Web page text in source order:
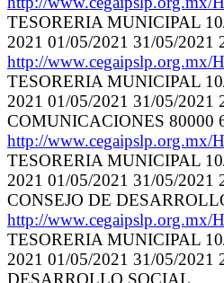
TESORERIA MUNICIPAL
2021 01/05/2021 31/05/
http://www.cegaipslp.org.mx/
TESORERIA MUNICIPAL
2021 01/05/2021 31/05/
COMUNICACIONES 80000
http://www.cegaipslp.org.mx/
TESORERIA MUNICIPAL
2021 01/05/2021 31/05/
CONSEJO DE
http://www.cegaipslp.org.mx/
TESORERIA MUNICIPAL
2021 01/05/2021 31/05/
DESARROLLO SOCIAL